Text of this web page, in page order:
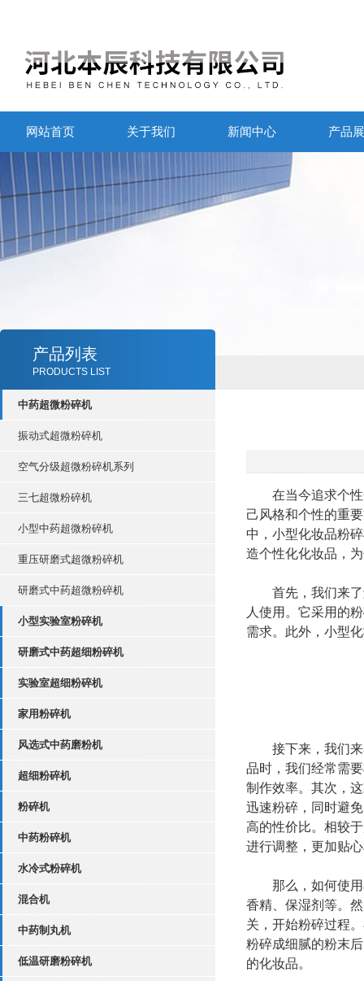
网站首页 关于我们 新闻中心 产品
产品列表
PRODUCTS LIST
中药超微粉碎机
振动式超微粉碎机
空气分级超微粉碎机系列
三七超微粉碎机
小型中药超微粉碎机
重压研磨式超微粉碎机
研磨式中药超微粉碎机
小型实验室粉碎机
研磨式中药超细粉碎机
实验室超细粉碎机
家用粉碎机
风选式中药磨粉机
超细粉碎机
粉碎机
中药粉碎机
水冷式粉碎机
混合机
中药制丸机
低温研磨粉碎机
在当今追求个性
己风格和个性的重
中，小型化妆品粉
造个性化化妆品，
首先，我们来了
人使用。它采用的
需求。此外，小型
接下来，我们来
品时，我们经常需
制作效率。其次，
迅速粉碎，同时避
高的性价比。相较
进行调整，更加贴
那么，如何使用
香精、保湿剂等。
关，开始粉碎过程
粉碎成细腻的粉末
的化妆品。